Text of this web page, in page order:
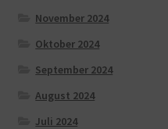
November 2024
Oktober 2024
September 2024
August 2024
Juli 2024